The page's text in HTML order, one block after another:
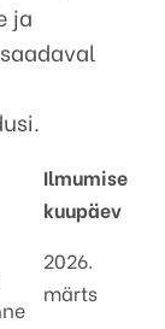
ja
Ilmumise
kuupäev
2026.
märts